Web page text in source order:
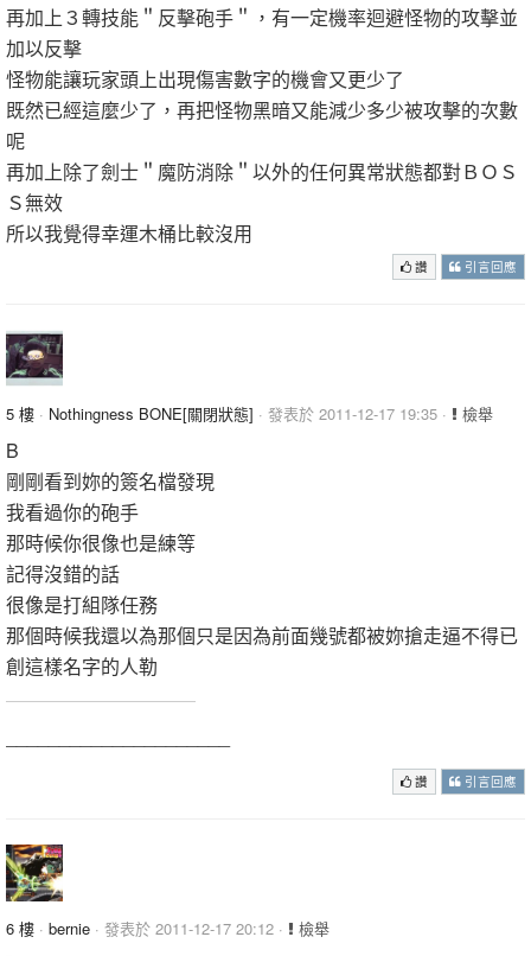
再加上３轉技能＂反擊砲手＂，有一定機率迴避怪物的攻擊並
加以反擊
怪物能讓玩家頭上出現傷害數字的機會又更少了
既然已經這麼少了，再把怪物黑暗又能減少多少被攻擊的次數
呢
再加上除了劍士＂魔防消除＂以外的任何異常狀態都對ＢＯＳ
Ｓ無效
所以我覺得幸運木桶比較沒用
讚 引言回應
5 樓 · Nothingness BONE[關閉狀態] · 發表於 2011-12-17 19:35 · 檢舉
B
剛剛看到妳的簽名檔發現
我看過你的砲手
那時候你很像也是練等
記得沒錯的話
很像是打組隊任務
那個時候我還以為那個只是因為前面幾號都被妳搶走逼不得已
創這樣名字的人勒
讚 引言回應
6 樓 · bernie · 發表於 2011-12-17 20:12 · 檢舉